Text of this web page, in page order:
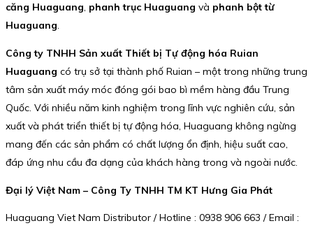
căng Huaguang, phanh trục Huaguang và phanh bột từ
Huaguang.
Công ty TNHH Sản xuất Thiết bị Tự động hóa Ruian
Huaguang có trụ sở tại thành phố Ruian – một trong những trung
tâm sản xuất máy móc đóng gói bao bì mềm hàng đầu Trung
Quốc. Với nhiều năm kinh nghiệm trong lĩnh vực nghiên cứu, sản
xuất và phát triển thiết bị tự động hóa, Huaguang không ngừng
mang đến các sản phẩm có chất lượng ổn định, hiệu suất cao,
đáp ứng nhu cầu đa dạng của khách hàng trong và ngoài nước.
Đại lý Việt Nam – Công Ty TNHH TM KT Hưng Gia Phát
Huaguang Viet Nam Distributor / Hotline : 0938 906 663 / Email :